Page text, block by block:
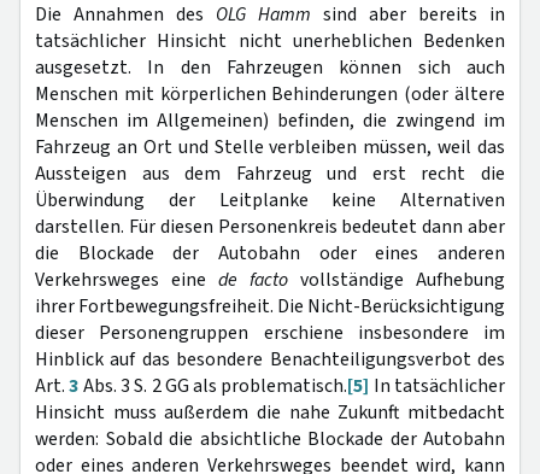
Die Annahmen des OLG Hamm sind aber bereits in
tatsächlicher Hinsicht nicht unerheblichen Bedenken
ausgesetzt. In den Fahrzeugen können sich auch
Menschen mit körperlichen Behinderungen (oder ältere
Menschen im Allgemeinen) befinden, die zwingend im
Fahrzeug an Ort und Stelle verbleiben müssen, weil das
Aussteigen aus dem Fahrzeug und erst recht die
Überwindung der Leitplanke keine Alternativen
darstellen. Für diesen Personenkreis bedeutet dann aber
die Blockade der Autobahn oder eines anderen
Verkehrsweges eine de facto vollständige Aufhebung
ihrer Fortbewegungsfreiheit. Die Nicht-Berücksichtigung
dieser Personengruppen erschiene insbesondere im
Hinblick auf das besondere Benachteiligungsverbot des
Art.3Abs. 3 S. 2 GG als problematisch.[5] In tatsächlicher
Hinsicht muss außerdem die nahe Zukunft mitbedacht
werden: Sobald die absichtliche Blockade der Autobahn
oder eines anderen Verkehrsweges beendet wird, kann